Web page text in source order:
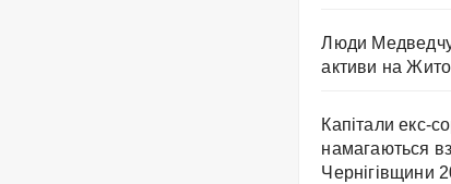
Люди
активи на
Капітали екс-
намагаються
Чернігівщини